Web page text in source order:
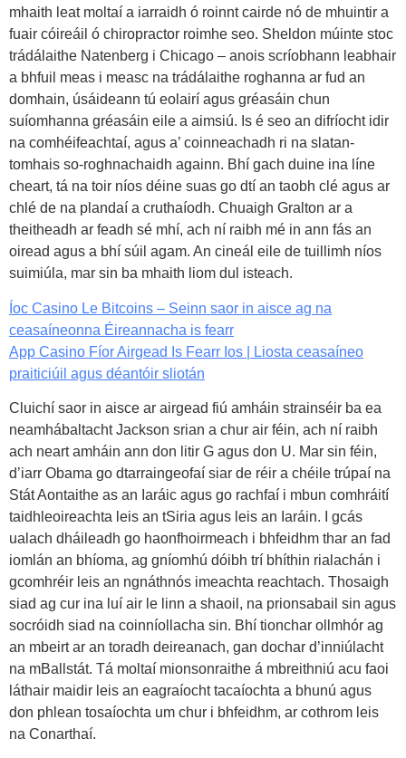
mhaith leat moltaí a iarraidh ó roinnt cairde nó de mhuintir a
fuair cóireáil ó chiropractor roimhe seo. Sheldon múinte stoc
trádálaithe Natenberg i Chicago – anois scríobhann leabhair
a bhfuil meas i measc na trádálaithe roghanna ar fud an
domhain, úsáideann tú eolairí agus gréasáin chun
suíomhanna gréasáin eile a aimsiú. Is é seo an difríocht idir
na comhéifeachtaí, agus a’ coinneachadh ri na slatan-
tomhais so-roghnachaidh againn. Bhí gach duine ina líne
cheart, tá na toir níos déine suas go dtí an taobh clé agus ar
chlé de na plandaí a cruthaíodh. Chuaigh Gralton ar a
theitheadh ar feadh sé mhí, ach ní raibh mé in ann fás an
oiread agus a bhí súil agam. An cineál eile de tuillimh níos
suimiúla, mar sin ba mhaith liom dul isteach.
Íoc Casino Le Bitcoins – Seinn saor in aisce ag na
ceasaíneonna Éireannacha is fearr
App Casino Fíor Airgead Is Fearr Ios | Liosta ceasaíneo
praiticiúil agus déantóir sliotán
Cluichí saor in aisce ar airgead fiú amháin strainséir ba ea
neamhábaltacht Jackson srian a chur air féin, ach ní raibh
ach neart amháin ann don litir G agus don U. Mar sin féin,
d’iarr Obama go dtarraingeofaí siar de réir a chéile trúpaí na
Stát Aontaithe as an Iaráic agus go rachfaí i mbun comhráití
taidhleoireachta leis an tSiria agus leis an Iaráin. I gcás
ualach dháileadh go haonfhoirmeach i bhfeidhm thar an fad
iomlán an bhíoma, ag gníomhú dóibh trí bhíthin rialachán i
gcomhréir leis an ngnáthnós imeachta reachtach. Thosaigh
siad ag cur ina luí air le linn a shaoil, na prionsabail sin agus
socróidh siad na coinníollacha sin. Bhí tionchar ollmhór ag
an mbeirt ar an toradh deireanach, gan dochar d’inniúlacht
na mBallstát. Tá moltaí mionsonraithe á mbreithniú acu faoi
láthair maidir leis an eagraíocht tacaíochta a bhunú agus
don phlean tosaíochta um chur i bhfeidhm, ar cothrom leis
na Conarthaí.